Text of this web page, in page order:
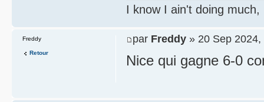
I know I ain't doing
par Freddy » 20 Sep 2024,
Nice qui gagne 6-0
Freddy
Retour